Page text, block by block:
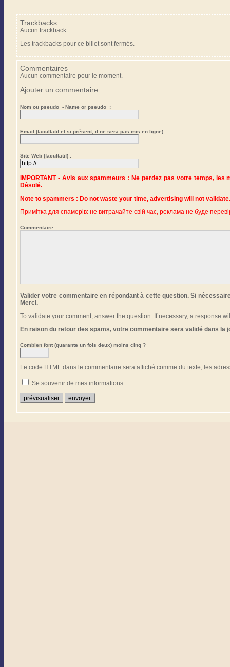
Trackbacks
Aucun trackback.
Les trackbacks pour ce billet sont fermés.
Commentaires
Aucun commentaire pour le moment.
Ajouter un commentaire
Nom ou pseudo - Name or pseudo :
Email (facultatif et si présent, il ne sera pas mis en ligne) :
Site Web (facultatif) :
IMPORTANT - Avis aux spammeurs : Ne perdez pas votre temps,
Désolé.
Примітка для спамерів: не витрачайте свій час, реклама не буде
Commentaire :
Valider votre commentaire en répondant à cette question. Si
Merci.
To validate your comment, answer the question. If necessary, a response
En raison du retour des spams, votre commentaire sera validé dans la
Combien font (quarante un fois deux) moins cinq ?
Le code HTML dans le commentaire sera affiché comme du texte, les
Se souvenir de mes informations